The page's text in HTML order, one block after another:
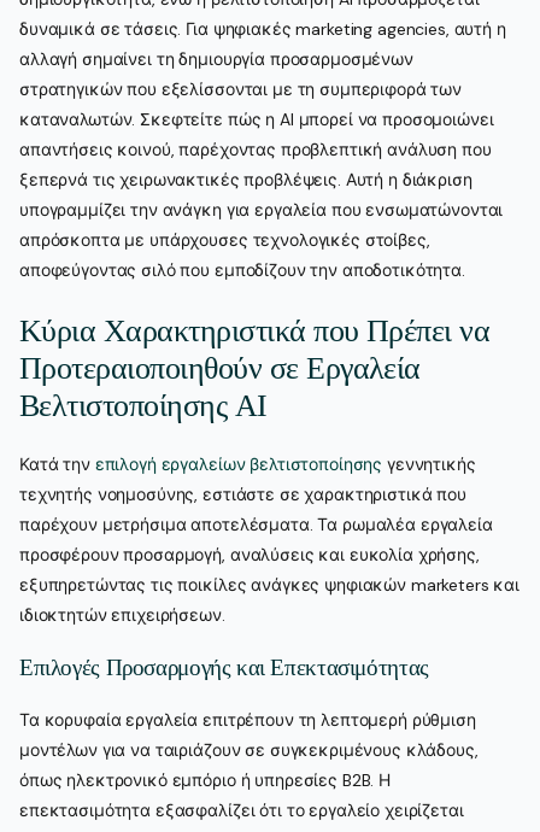
δυναμικά σε τάσεις. Για ψηφιακές marketing agencies, αυτή η
αλλαγή σημαίνει τη δημιουργία προσαρμοσμένων
στρατηγικών που εξελίσσονται με τη συμπεριφορά των
καταναλωτών. Σκεφτείτε πώς η AI μπορεί να προσομοιώνει
απαντήσεις κοινού, παρέχοντας προβλεπτική ανάλυση που
ξεπερνά τις χειρωνακτικές προβλέψεις. Αυτή η διάκριση
υπογραμμίζει την ανάγκη για εργαλεία που ενσωματώνονται
απρόσκοπτα με υπάρχουσες τεχνολογικές στοίβες,
αποφεύγοντας σιλό που εμποδίζουν την αποδοτικότητα.
Κύρια Χαρακτηριστικά που Πρέπει να
Προτεραιοποιηθούν σε Εργαλεία
Βελτιστοποίησης AI
Κατά την επιλογή εργαλείων βελτιστοποίησης γεννητικής
τεχνητής νοημοσύνης, εστιάστε σε χαρακτηριστικά που
παρέχουν μετρήσιμα αποτελέσματα. Τα ρωμαλέα εργαλεία
προσφέρουν προσαρμογή, αναλύσεις και ευκολία χρήσης,
εξυπηρετώντας τις ποικίλες ανάγκες ψηφιακών marketers και
ιδιοκτητών επιχειρήσεων.
Επιλογές Προσαρμογής και Επεκτασιμότητας
Τα κορυφαία εργαλεία επιτρέπουν τη λεπτομερή ρύθμιση
μοντέλων για να ταιριάζουν σε συγκεκριμένους κλάδους,
όπως ηλεκτρονικό εμπόριο ή υπηρεσίες B2B. Η
επεκτασιμότητα εξασφαλίζει ότι το εργαλείο χειρίζεται